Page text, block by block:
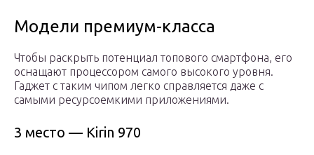
Модели премиум-класса
Чтобы раскрыть потенциал топового смартфона, его
оснащают процессором самого высокого уровня.
Гаджет с таким чипом легко справляется даже с
самыми ресурсоемкими приложениями.
3 место — Kirin 970